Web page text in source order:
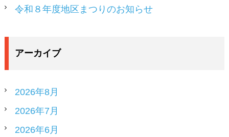
令和８年度地区まつりのお知らせ
アーカイブ
2026年8月
2026年7月
2026年6月